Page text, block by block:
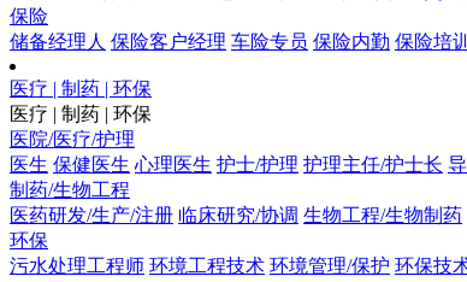
保险
储备经理人 保险客户经理 车险专员 保险内勤 保险培
医疗 | 制药 | 环保
医疗 | 制药 | 环保
医院/医疗/护理
医生 保健医生 心理医生 护士/护理 护理主任/护士长
制药/生物工程
医药研发/生产/注册 临床研究/协调 生物工程/生物制药
环保
污水处理工程师 环境工程技术 环境管理/保护 环保技